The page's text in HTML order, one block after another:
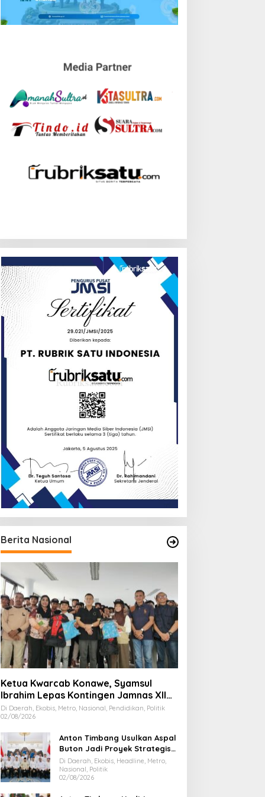
Berita Nasional
Ketua Kwarcab Konawe, Syamsul
Ibrahim Lepas Kontingen Jamnas XII
2026
Di Daerah, Ekobis, Metro, Nasional, Pendidikan, Politik
02/08/2026
Anton Timbang Usulkan Aspal
Buton Jadi Proyek Strategis
Nasional
Di Daerah, Ekobis, Headline, Metro,
Nasional, Politik
02/08/2026